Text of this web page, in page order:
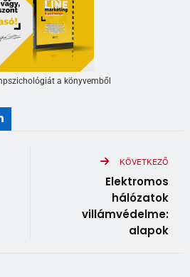
a könyvemből
KÖVETKEZŐ
Elektromos
hálózatok
villámvédelme:
alapok